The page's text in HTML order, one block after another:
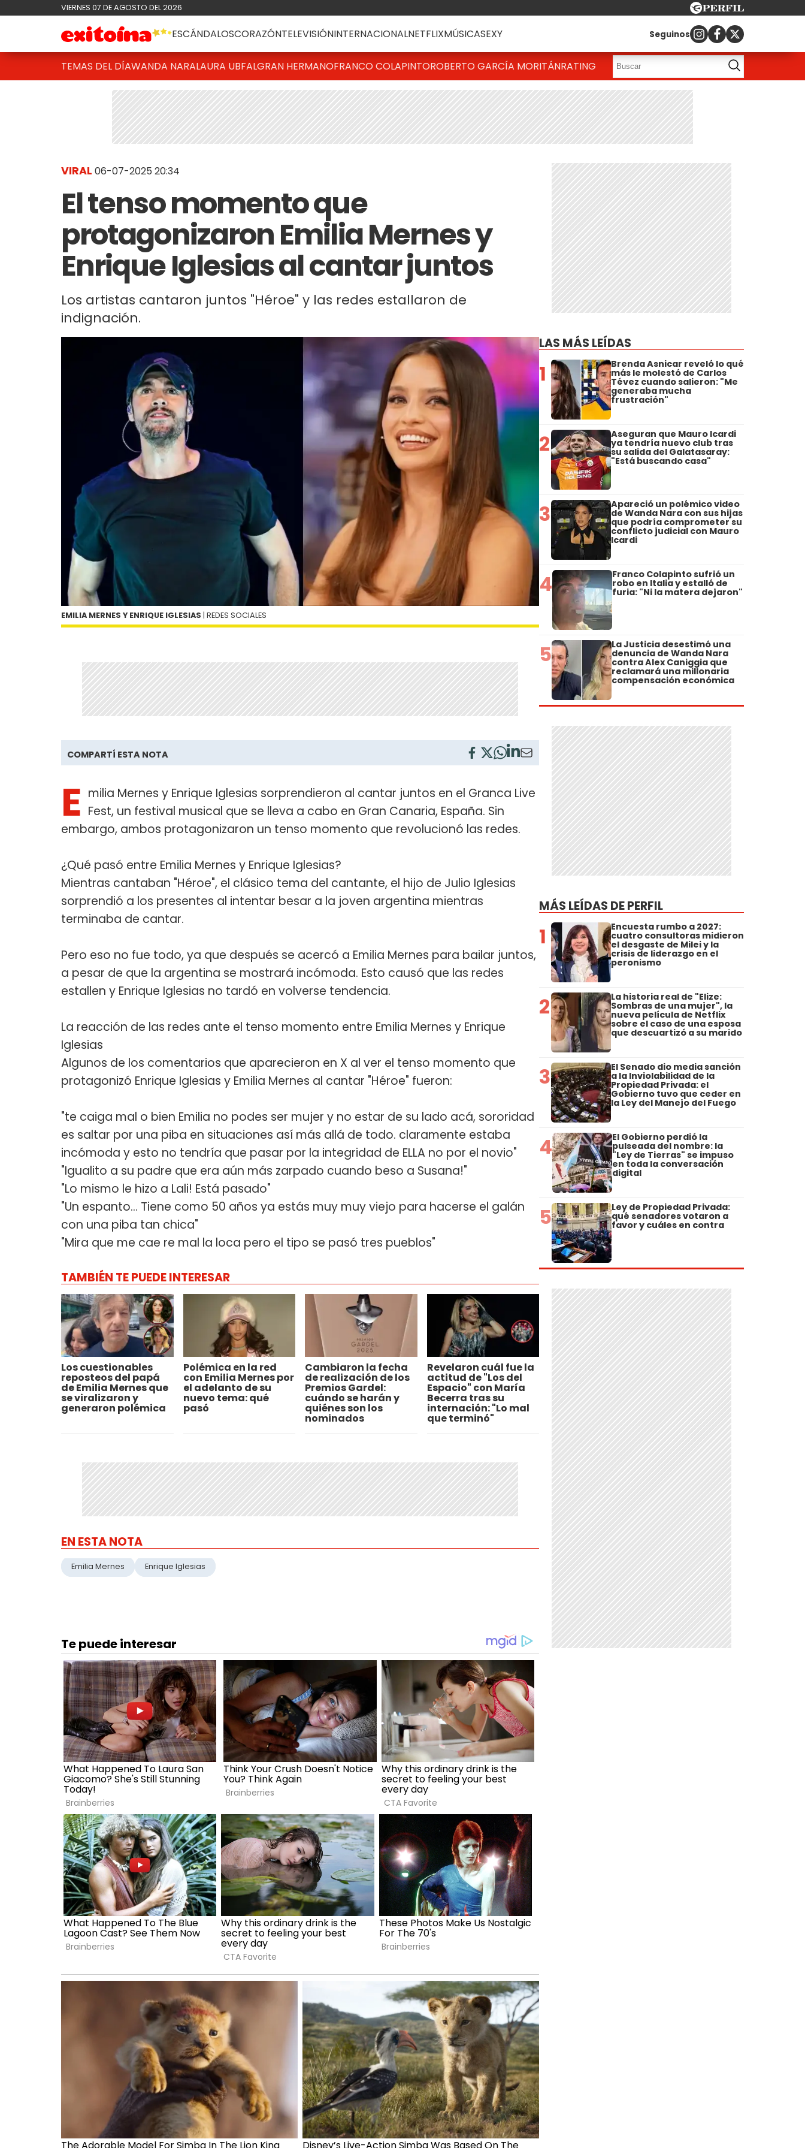
VIERNES 07 DE AGOSTO DEL 2026
ESCÁNDALOSCORAZÓNTELEVISIÓNINTERNACIONALNETFLIXMÚSICASEXY Seguinos
TEMAS DEL DÍAWANDA NARALAURA UBFALGRAN HERMANOFRANCO COLAPINTOROBERTO GARCÍA MORITÁNRATING
VIRAL 06-07-2025 20:34
El tenso momento que
protagonizaron Emilia Mernes y
Enrique Iglesias al cantar juntos
Los artistas cantaron juntos "Héroe" y las redes estallaron de
indignación.
EMILIA MERNES Y ENRIQUE IGLESIAS | REDES SOCIALES
COMPARTÍ ESTA NOTA
E milia Mernes y Enrique Iglesias sorprendieron al cantar juntos en el Granca Live
Fest, un festival musical que se lleva a cabo en Gran Canaria, España. Sin
embargo, ambos protagonizaron un tenso momento que revolucionó las redes.
¿Qué pasó entre Emilia Mernes y Enrique Iglesias?
Mientras cantaban "Héroe", el clásico tema del cantante, el hijo de Julio Iglesias
sorprendió a los presentes al intentar besar a la joven argentina mientras
terminaba de cantar.
Pero eso no fue todo, ya que después se acercó a Emilia Mernes para bailar juntos,
a pesar de que la argentina se mostrará incómoda. Esto causó que las redes
estallen y Enrique Iglesias no tardó en volverse tendencia.
La reacción de las redes ante el tenso momento entre Emilia Mernes y Enrique
Iglesias
Algunos de los comentarios que aparecieron en X al ver el tenso momento que
protagonizó Enrique Iglesias y Emilia Mernes al cantar "Héroe" fueron:
"te caiga mal o bien Emilia no podes ser mujer y no estar de su lado acá, sororidad
es saltar por una piba en situaciones así más allá de todo. claramente estaba
incómoda y esto no tendría que pasar por la integridad de ELLA no por el novio"
"Igualito a su padre que era aún más zarpado cuando beso a Susana!"
"Lo mismo le hizo a Lali! Está pasado"
"Un espanto... Tiene como 50 años ya estás muy muy viejo para hacerse el galán
con una piba tan chica"
"Mira que me cae re mal la loca pero el tipo se pasó tres pueblos"
TAMBIÉN TE PUEDE INTERESAR
Los cuestionables
reposteos del papá
de Emilia Mernes que
se viralizaron y
generaron polémica
Polémica en la red
con Emilia Mernes por
el adelanto de su
nuevo tema: qué
pasó
Cambiaron la fecha
de realización de los
Premios Gardel:
cuándo se harán y
quiénes son los
nominados
Revelaron cuál fue la
actitud de "Los del
Espacio" con María
Becerra tras su
internación: "Lo mal
que terminó"
EN ESTA NOTA
Emilia Mernes Enrique Iglesias
LAS MÁS LEÍDAS
1 Brenda Asnicar reveló lo qué
más le molestó de Carlos
Tévez cuando salieron: "Me
generaba mucha
frustración"
2 Aseguran que Mauro Icardi
ya tendría nuevo club tras
su salida del Galatasaray:
"Está buscando casa"
3 Apareció un polémico video
de Wanda Nara con sus hijas
que podría comprometer su
conflicto judicial con Mauro
Icardi
4 Franco Colapinto sufrió un
robo en Italia y estalló de
furia: "Ni la matera dejaron"
5 La Justicia desestimó una
denuncia de Wanda Nara
contra Alex Caniggia que
reclamará una millonaria
compensación económica
MÁS LEÍDAS DE PERFIL
1 Encuesta rumbo a 2027:
cuatro consultoras midieron
el desgaste de Milei y la
crisis de liderazgo en el
peronismo
2 La historia real de "Elize:
Sombras de una mujer", la
nueva película de Netflix
sobre el caso de una esposa
que descuartizó a su marido
3 El Senado dio media sanción
a la Inviolabilidad de la
Propiedad Privada: el
Gobierno tuvo que ceder en
la Ley del Manejo del Fuego
4 El Gobierno perdió la
pulseada del nombre: la
"Ley de Tierras" se impuso
en toda la conversación
digital
5 Ley de Propiedad Privada:
qué senadores votaron a
favor y cuáles en contra